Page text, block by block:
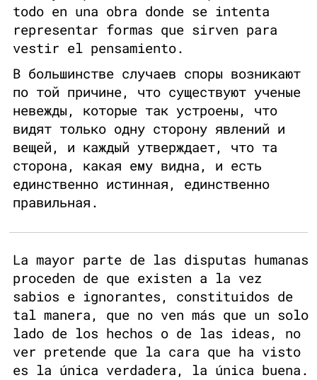
todo en una obra donde se intenta
representar formas que sirven para
vestir el pensamiento.
В большинстве случаев споры возникают
по той причине, что существуют ученые
невежды, которые так устроены, что
видят только одну сторону явлений и
вещей, и каждый утверждает, что та
сторона, какая ему видна, и есть
единственно истинная, единственно
правильная.
La mayor parte de las disputas humanas
proceden de que existen a la vez
sabios e ignorantes, constituidos de
tal manera, que no ven más que un solo
lado de los hechos o de las ideas, no
ver pretende que la cara que ha visto
es la única verdadera, la única buena.